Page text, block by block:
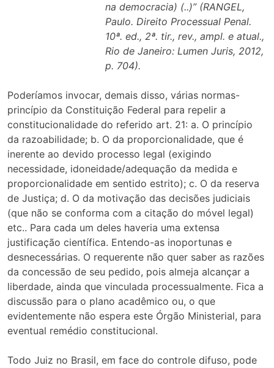
na democracia) (..)” (RANGEL,
Paulo. Direito Processual Penal.
10ª. ed., 2ª. tir., rev., ampl. e atual.,
Rio de Janeiro: Lumen Juris, 2012,
p. 704).
Poderíamos invocar, demais disso, várias normas-
princípio da Constituição Federal para repelir a
constitucionalidade do referido art. 21: a. O princípio
da razoabilidade; b. O da proporcionalidade, que é
inerente ao devido processo legal (exigindo
necessidade, idoneidade/adequação da medida e
proporcionalidade em sentido estrito); c. O da reserva
de Justiça; d. O da motivação das decisões judiciais
(que não se conforma com a citação do móvel legal)
etc.. Para cada um deles haveria uma extensa
justificação científica. Entendo-as inoportunas e
desnecessárias. O requerente não quer saber as razões
da concessão de seu pedido, pois almeja alcançar a
liberdade, ainda que vinculada processualmente. Fica a
discussão para o plano acadêmico ou, o que
evidentemente não espera este Órgão Ministerial, para
eventual remédio constitucional.
Todo Juiz no Brasil, em face do controle difuso, pode